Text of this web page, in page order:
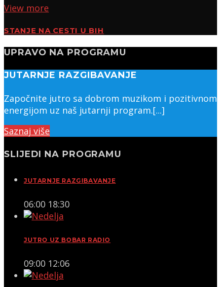
View more
STANJE NA CESTI U BIH
UPRAVO NA PROGRAMU
JUTARNJE RAZGIBAVANJE
Započnite jutro sa dobrom muzikom i pozitivnom
energijom uz naš jutarnji program.[...]
Saznaj više
SLIJEDI NA PROGRAMU
JUTARNJE RAZGIBAVANJE
06:00 18:30
JUTRO UZ BOBAR RADIO
09:00 12:06